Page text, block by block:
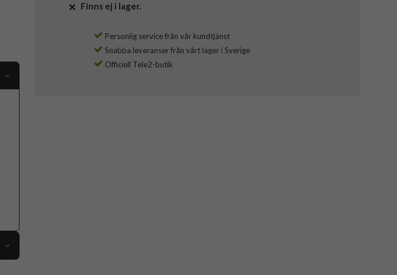
Finns ej i lager.
Personlig service från vår kundtjänst
Snabba leveranser från vårt lager i Sverige
Officiell Tele2-butik